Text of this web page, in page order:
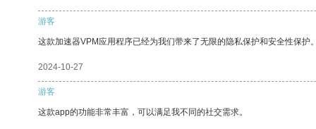
游客
这款加速器VPM应用程序已经为我们带来了无限的隐私保护和安全性保护
2024-10-27
游客
这款app的功能非常丰富，可以满足我不同的社交需求。